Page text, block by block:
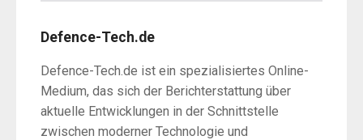
Defence-Tech.de
Defence-Tech.de ist ein spezialisiertes Online-
Medium, das sich der Berichterstattung über
aktuelle Entwicklungen in der Schnittstelle
zwischen moderner Technologie und